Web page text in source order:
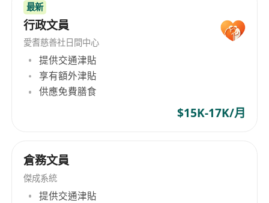
最新
行政文員
愛耆慈善社日間中心
提供交通津貼
享有額外津貼
供應免費膳食
$15K-17K/月
倉務文員
傑成系統
提供交通津貼